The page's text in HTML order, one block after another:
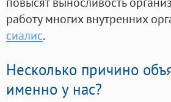
работу многих внутренних
сиалис.
Несколько причино
именно у нас?